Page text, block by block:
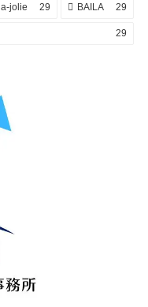
a-jolie 29 BAILA 29
29